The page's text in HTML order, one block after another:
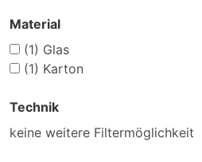
Material
(1) Glas
(1) Karton
Technik
keine weitere Filtermöglichkeit